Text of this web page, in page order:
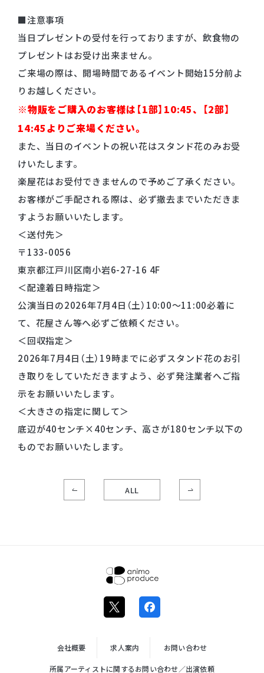
■注意事項
当日プレゼントの受付を行っておりますが、飲食物の
プレゼントはお受け出来ません。
ご来場の際は、開場時間であるイベント開始15分前よ
りお越しください。
※物販をご購入のお客様は【1部】10:45、【2部】
14:45よりご来場ください。
また、当日のイベントの祝い花はスタンド花のみお受
けいたします。
楽屋花はお受付できませんので予めご了承ください。
お客様がご手配される際は、必ず撤去までいただきま
すようお願いいたします。
＜送付先＞
〒133-0056
東京都江戸川区南小岩6-27-16 4F
＜配達着日時指定＞
公演当日の2026年7月4日（土）10:00〜11:00必着に
て、花屋さん等へ必ずご依頼ください。
＜回収指定＞
2026年7月4日（土）19時までに必ずスタンド花のお引
き取りをしていただきますよう、必ず発注業者へご指
示をお願いいたします。
＜大きさの指定に関して＞
底辺が40センチ×40センチ、高さが180センチ以下の
ものでお願いいたします。
ALL
株式会社ア
ニモプロデ
会社概要 求人案内
お問い合わせ
所属アーティストに関するお問い合わせ／出演依頼